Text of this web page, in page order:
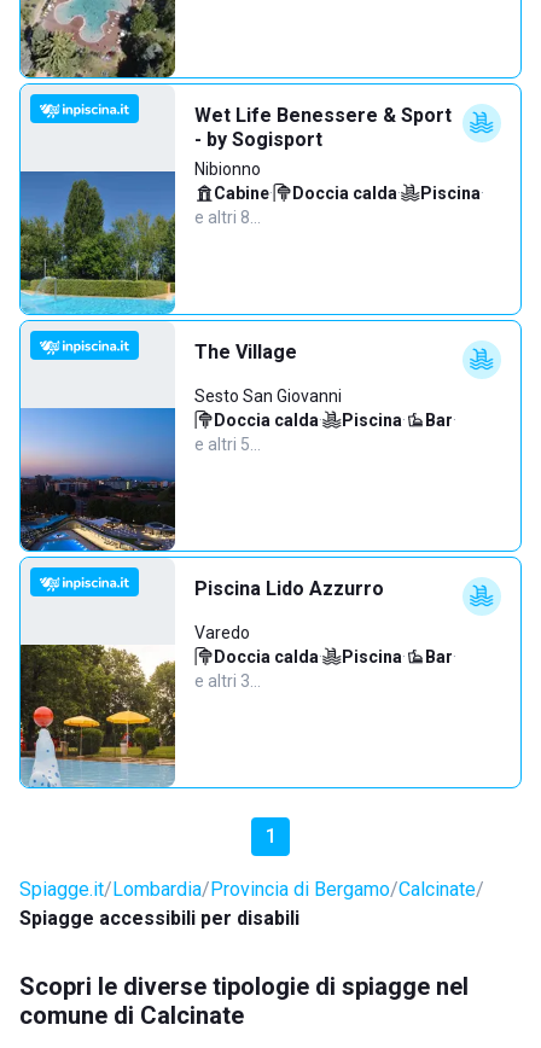
Wet Life Benessere & Sport
- by Sogisport
Nibionno
Cabine· Doccia calda· Piscina·
e altri 8…
The Village
Sesto San Giovanni
Doccia calda· Piscina· Bar·
e altri 5…
Piscina Lido Azzurro
Varedo
Doccia calda· Piscina· Bar·
e altri 3…
1
Spiagge.it Lombardia Provincia di Bergamo Calcinate
Spiagge accessibili per disabili
Scopri le diverse tipologie di spiagge nel
comune di Calcinate